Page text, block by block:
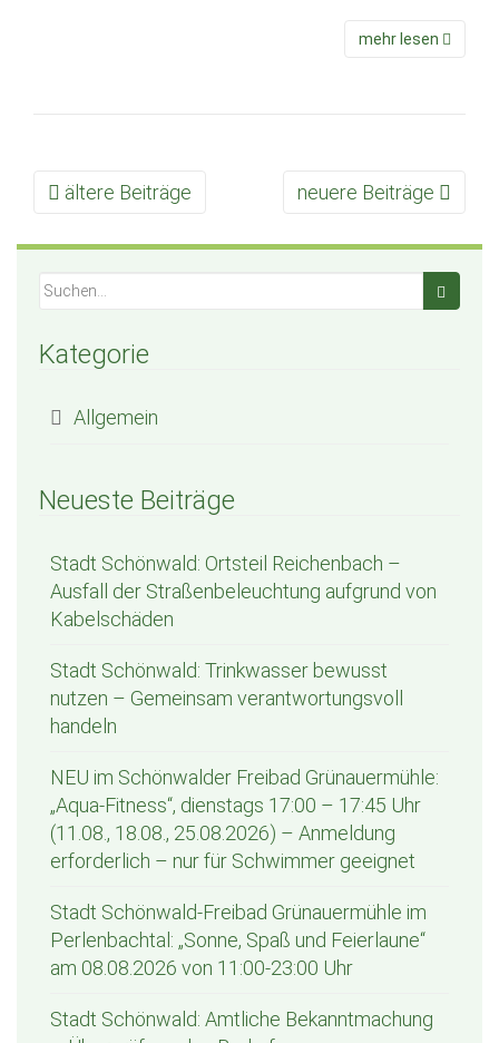
mehr lesen
Beitrags Navigation
ältere Beiträge neuere Beiträge
Kategorie
Allgemein
Neueste Beiträge
Stadt Schönwald: Ortsteil Reichenbach –
Ausfall der Straßenbeleuchtung aufgrund von
Kabelschäden
Stadt Schönwald: Trinkwasser bewusst
nutzen – Gemeinsam verantwortungsvoll
handeln
NEU im Schönwalder Freibad Grünauermühle:
„Aqua-Fitness“, dienstags 17:00 – 17:45 Uhr
(11.08., 18.08., 25.08.2026) – Anmeldung
erforderlich – nur für Schwimmer geeignet
Stadt Schönwald-Freibad Grünauermühle im
Perlenbachtal: „Sonne, Spaß und Feierlaune“
am 08.08.2026 von 11:00-23:00 Uhr
Stadt Schönwald: Amtliche Bekanntmachung